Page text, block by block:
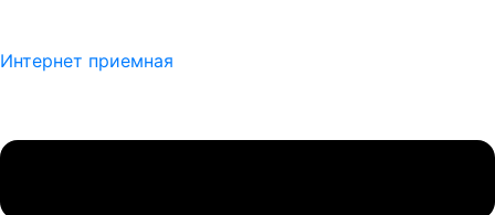
Интернет приемная